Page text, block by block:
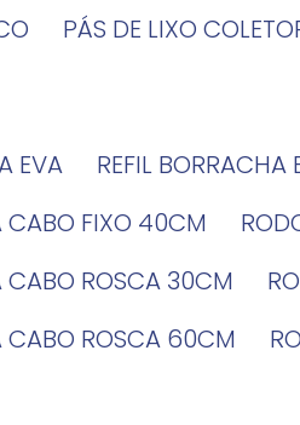
PÁS DE LIXO
EVA
REFIL BORRACHA
CABO FIXO 40CM
CABO ROSCA 30CM
CABO ROSCA 60CM